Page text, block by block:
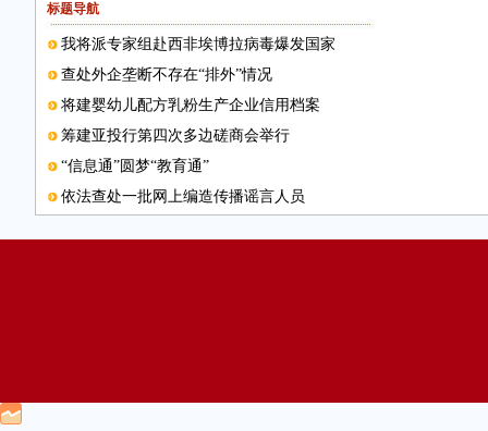
标题导航
我将派专家组赴西非埃博拉病毒爆发国家
查处外企垄断不存在“排外”情况
将建婴幼儿配方乳粉生产企业信用档案
筹建亚投行第四次多边磋商会举行
“信息通”圆梦“教育通”
依法查处一批网上编造传播谣言人员